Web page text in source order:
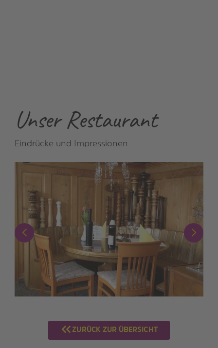
Unser Restaurant
Eindrücke und Impressionen
ZURÜCK ZUR ÜBERSICHT